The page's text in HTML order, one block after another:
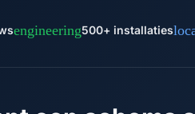
engineering500+ installaties